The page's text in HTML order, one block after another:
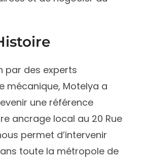
par des experts
mécanique, Motelya a
une référence
ancrage local au 20 Rue
permet d’intervenir
toute la métropole de